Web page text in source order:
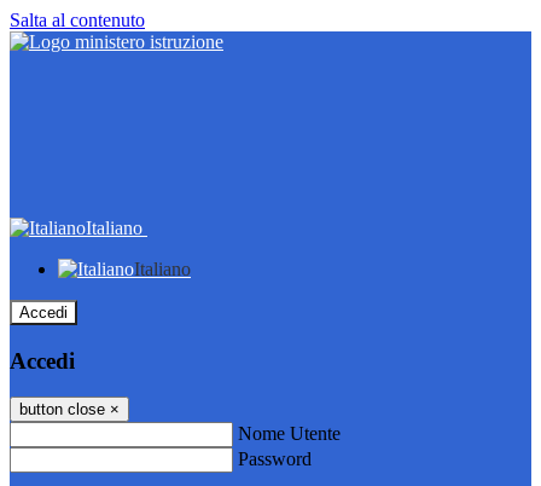
Salta al contenuto
Italiano
Italiano
Accedi
Accedi
button close ×
Nome Utente
Password